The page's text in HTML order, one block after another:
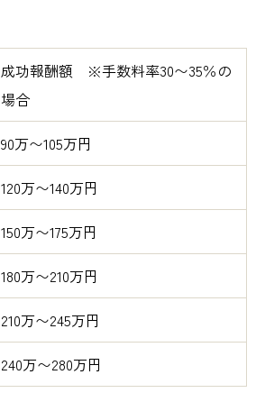
成功報酬額 ※手数料率30〜35％の
場合
90万〜105万円
120万〜140万円
150万〜175万円
180万〜210万円
210万〜245万円
240万〜280万円